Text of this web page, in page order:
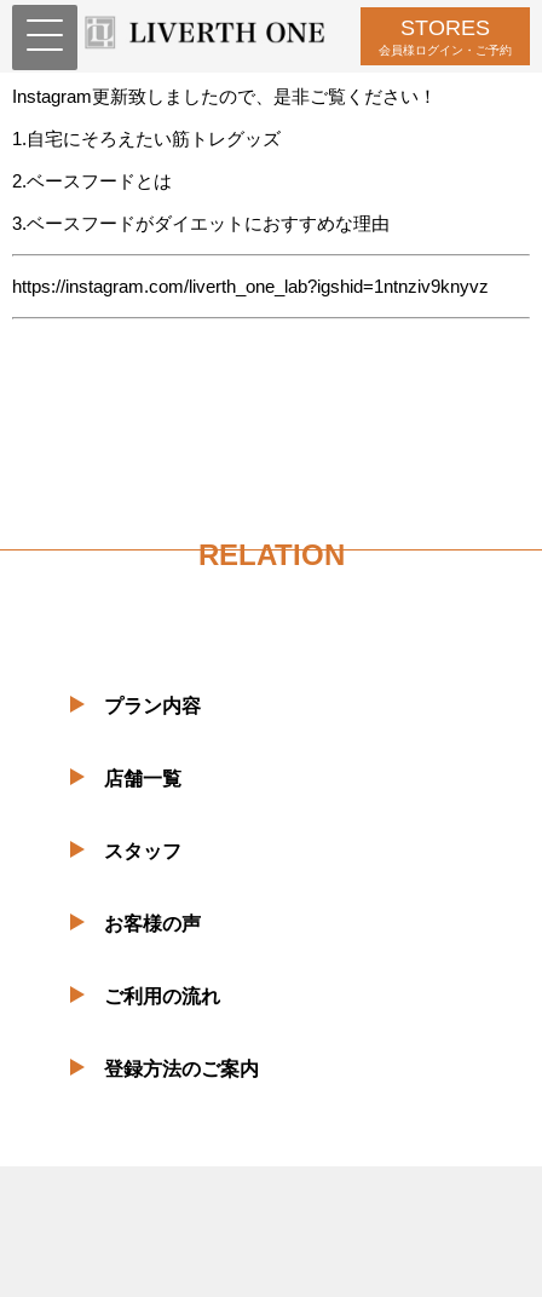
STORES
会員様ログイン・ご予約
Instagram更新致しました
Instagram更新致しましたので、是非ご覧ください！
1.自宅にそろえたい筋トレグッズ
2.ベースフードとは
3.ベースフードがダイエットにおすすめな理由
https://instagram.com/liverth_one_lab?igshid=1ntnziv9knyvz
RELATION
プラン内容
店舗一覧
スタッフ
お客様の声
ご利用の流れ
登録方法のご案内